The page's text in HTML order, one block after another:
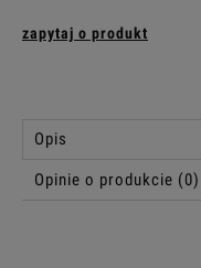
zapytaj o produkt
Opis
Opinie o produkcie (0)